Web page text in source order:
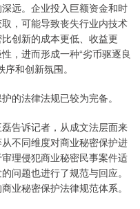
远。企业投入巨额资金和时
，可能导致丧失行业内技术
创新的成本更低、收益更
，进而形成一种“劣币驱逐良
和创新氛围。
的法律法规已较为完备。
告诉记者，从成文法层面来
不同维度对商业秘密保护进
理侵犯商业秘密民事案件适
问题也进行了规范与回应。
业秘密保护法律规范体系。